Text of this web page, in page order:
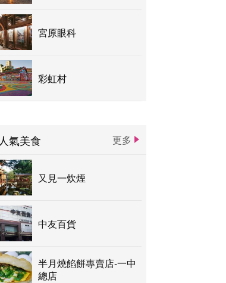
宮原眼科
彩虹村
人氣美食 更多
又見一炊煙
中友百貨
半月燒餡餅專賣店-一中
總店